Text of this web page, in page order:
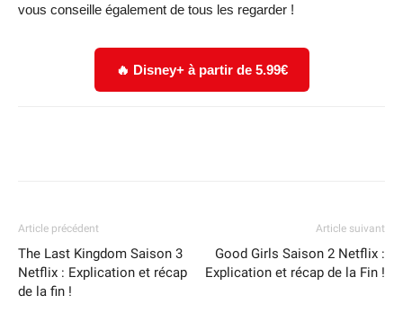
vous conseille également de tous les regarder !
🔥 Disney+ à partir de 5.99€
Article précédent
The Last Kingdom Saison 3
Netflix : Explication et récap
de la fin !
Article suivant
Good Girls Saison 2 Netflix :
Explication et récap de la Fin !